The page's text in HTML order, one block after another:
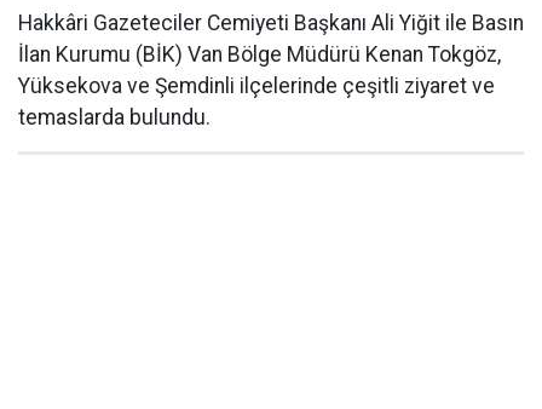
Hakkâri Gazeteciler Cemiyeti Başkanı Ali Yiğit ile Basın
İlan Kurumu (BİK) Van Bölge Müdürü Kenan Tokgöz,
Yüksekova ve Şemdinli ilçelerinde çeşitli ziyaret ve
temaslarda bulundu.